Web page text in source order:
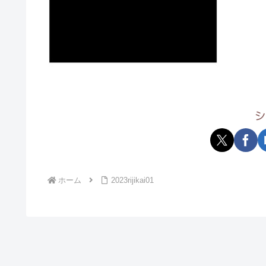
ホーム 2023rijikai01